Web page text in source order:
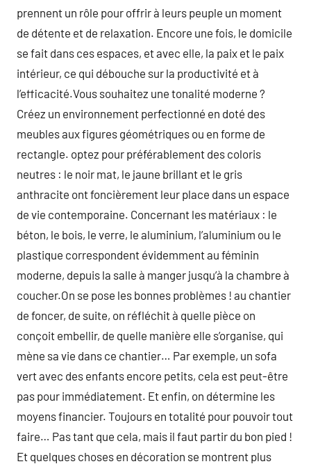
prennent un rôle pour offrir à leurs peuple un moment
de détente et de relaxation. Encore une fois, le domicile
se fait dans ces espaces, et avec elle, la paix et le paix
intérieur, ce qui débouche sur la productivité et à
l’efficacité.Vous souhaitez une tonalité moderne ?
Créez un environnement perfectionné en doté des
meubles aux figures géométriques ou en forme de
rectangle. optez pour préférablement des coloris
neutres : le noir mat, le jaune brillant et le gris
anthracite ont foncièrement leur place dans un espace
de vie contemporaine. Concernant les matériaux : le
béton, le bois, le verre, le aluminium, l’aluminium ou le
plastique correspondent évidemment au féminin
moderne, depuis la salle à manger jusqu’à la chambre à
coucher.On se pose les bonnes problèmes ! au chantier
de foncer, de suite, on réfléchit à quelle pièce on
conçoit embellir, de quelle manière elle s’organise, qui
mène sa vie dans ce chantier… Par exemple, un sofa
vert avec des enfants encore petits, cela est peut-être
pas pour immédiatement. Et enfin, on détermine les
moyens financier. Toujours en totalité pour pouvoir tout
faire… Pas tant que cela, mais il faut partir du bon pied !
Et quelques choses en décoration se montrent plus